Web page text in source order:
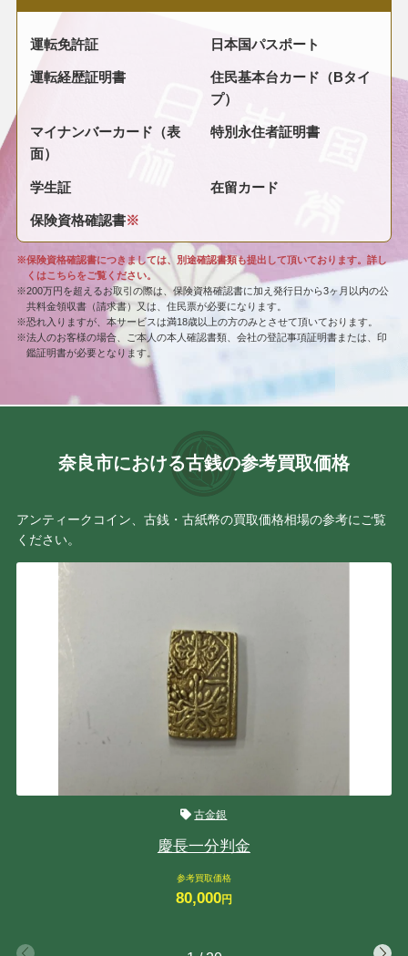
運転免許証 日本国パスポート
運転経歴証明書
住民基本台カード（Bタイ
プ）
マイナンバーカード（表
面）
特別永住者証明書
学生証 在留カード
保険資格確認書※
※保険資格確認書につきましては、別途確認書類も提出して頂いております。詳し
くはこちらをご覧ください。
※200万円を超えるお取引の際は、保険資格確認書に加え発行日から3ヶ月以内の公
共料金領収書（請求書）又は、住民票が必要になります。
※恐れ入りますが、本サービスは満18歳以上の方のみとさせて頂いております。
※法人のお客様の場合、ご本人の本人確認書類、会社の登記事項証明書または、印
鑑証明書が必要となります。
奈良市における古銭の参考買取価格
アンティークコイン、古銭・古紙幣の買取価格相場の参考にご覧
ください。
古金銀
慶長一分判金
参考買取価格
80,000円